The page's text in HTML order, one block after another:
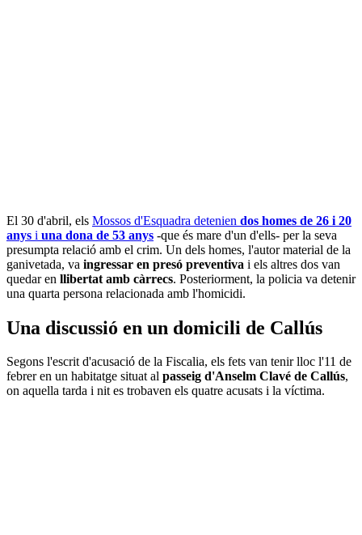
El 30 d'abril, els Mossos d'Esquadra detenien dos homes de 26 i 20
anys i una dona de 53 anys -que és mare d'un d'ells- per la seva
presumpta relació amb el crim. Un dels homes, l'autor material de la
ganivetada, va ingressar en presó preventiva i els altres dos van
quedar en llibertat amb càrrecs. Posteriorment, la policia va detenir
una quarta persona relacionada amb l'homicidi.
Una discussió en un domicili de Callús
Segons l'escrit d'acusació de la Fiscalia, els fets van tenir lloc l'11 de
febrer en un habitatge situat al passeig d'Anselm Clavé de Callús,
on aquella tarda i nit es trobaven els quatre acusats i la víctima.